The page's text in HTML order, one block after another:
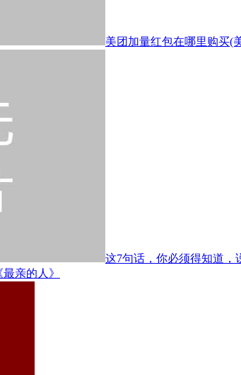
美团加量红包在哪里购买(
这7句话，你必须得知道，
亲的人》